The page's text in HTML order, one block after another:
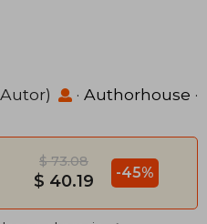
· Authorhouse ·
$ 73.08
$ 40.19 -45%